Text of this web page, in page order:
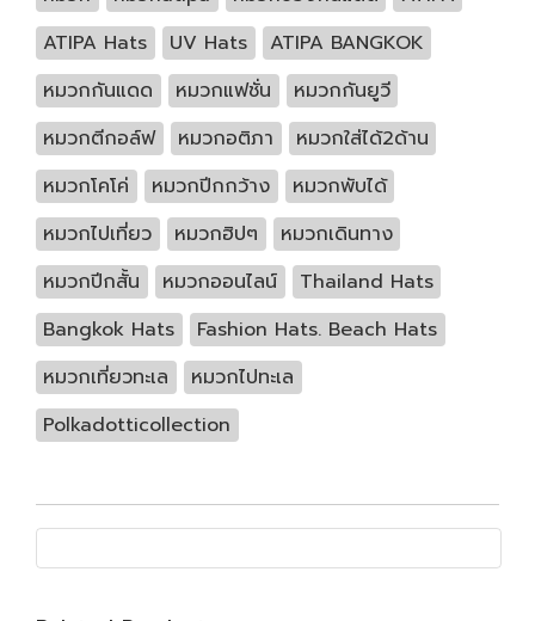
ATIPA Hats
UV Hats
ATIPA BANGKOK
หมวกกันแดด
หมวกแฟชั่น
หมวกกันยูวี
หมวกตีกอล์ฟ
หมวกอติภา
หมวกใส่ได้2ด้าน
หมวกโคโค่
หมวกปีกกว้าง
หมวกพับได้
หมวกไปเที่ยว
หมวกฮิปๆ
หมวกเดินทาง
หมวกปีกสั้น
หมวกออนไลน์
Thailand Hats
Bangkok Hats
Fashion Hats. Beach Hats
หมวกเที่ยวทะเล
หมวกไปทะเล
Polkadotticollection